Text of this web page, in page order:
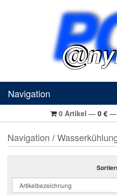
Navigation
0 Artikel — 0 € —
Navigation /